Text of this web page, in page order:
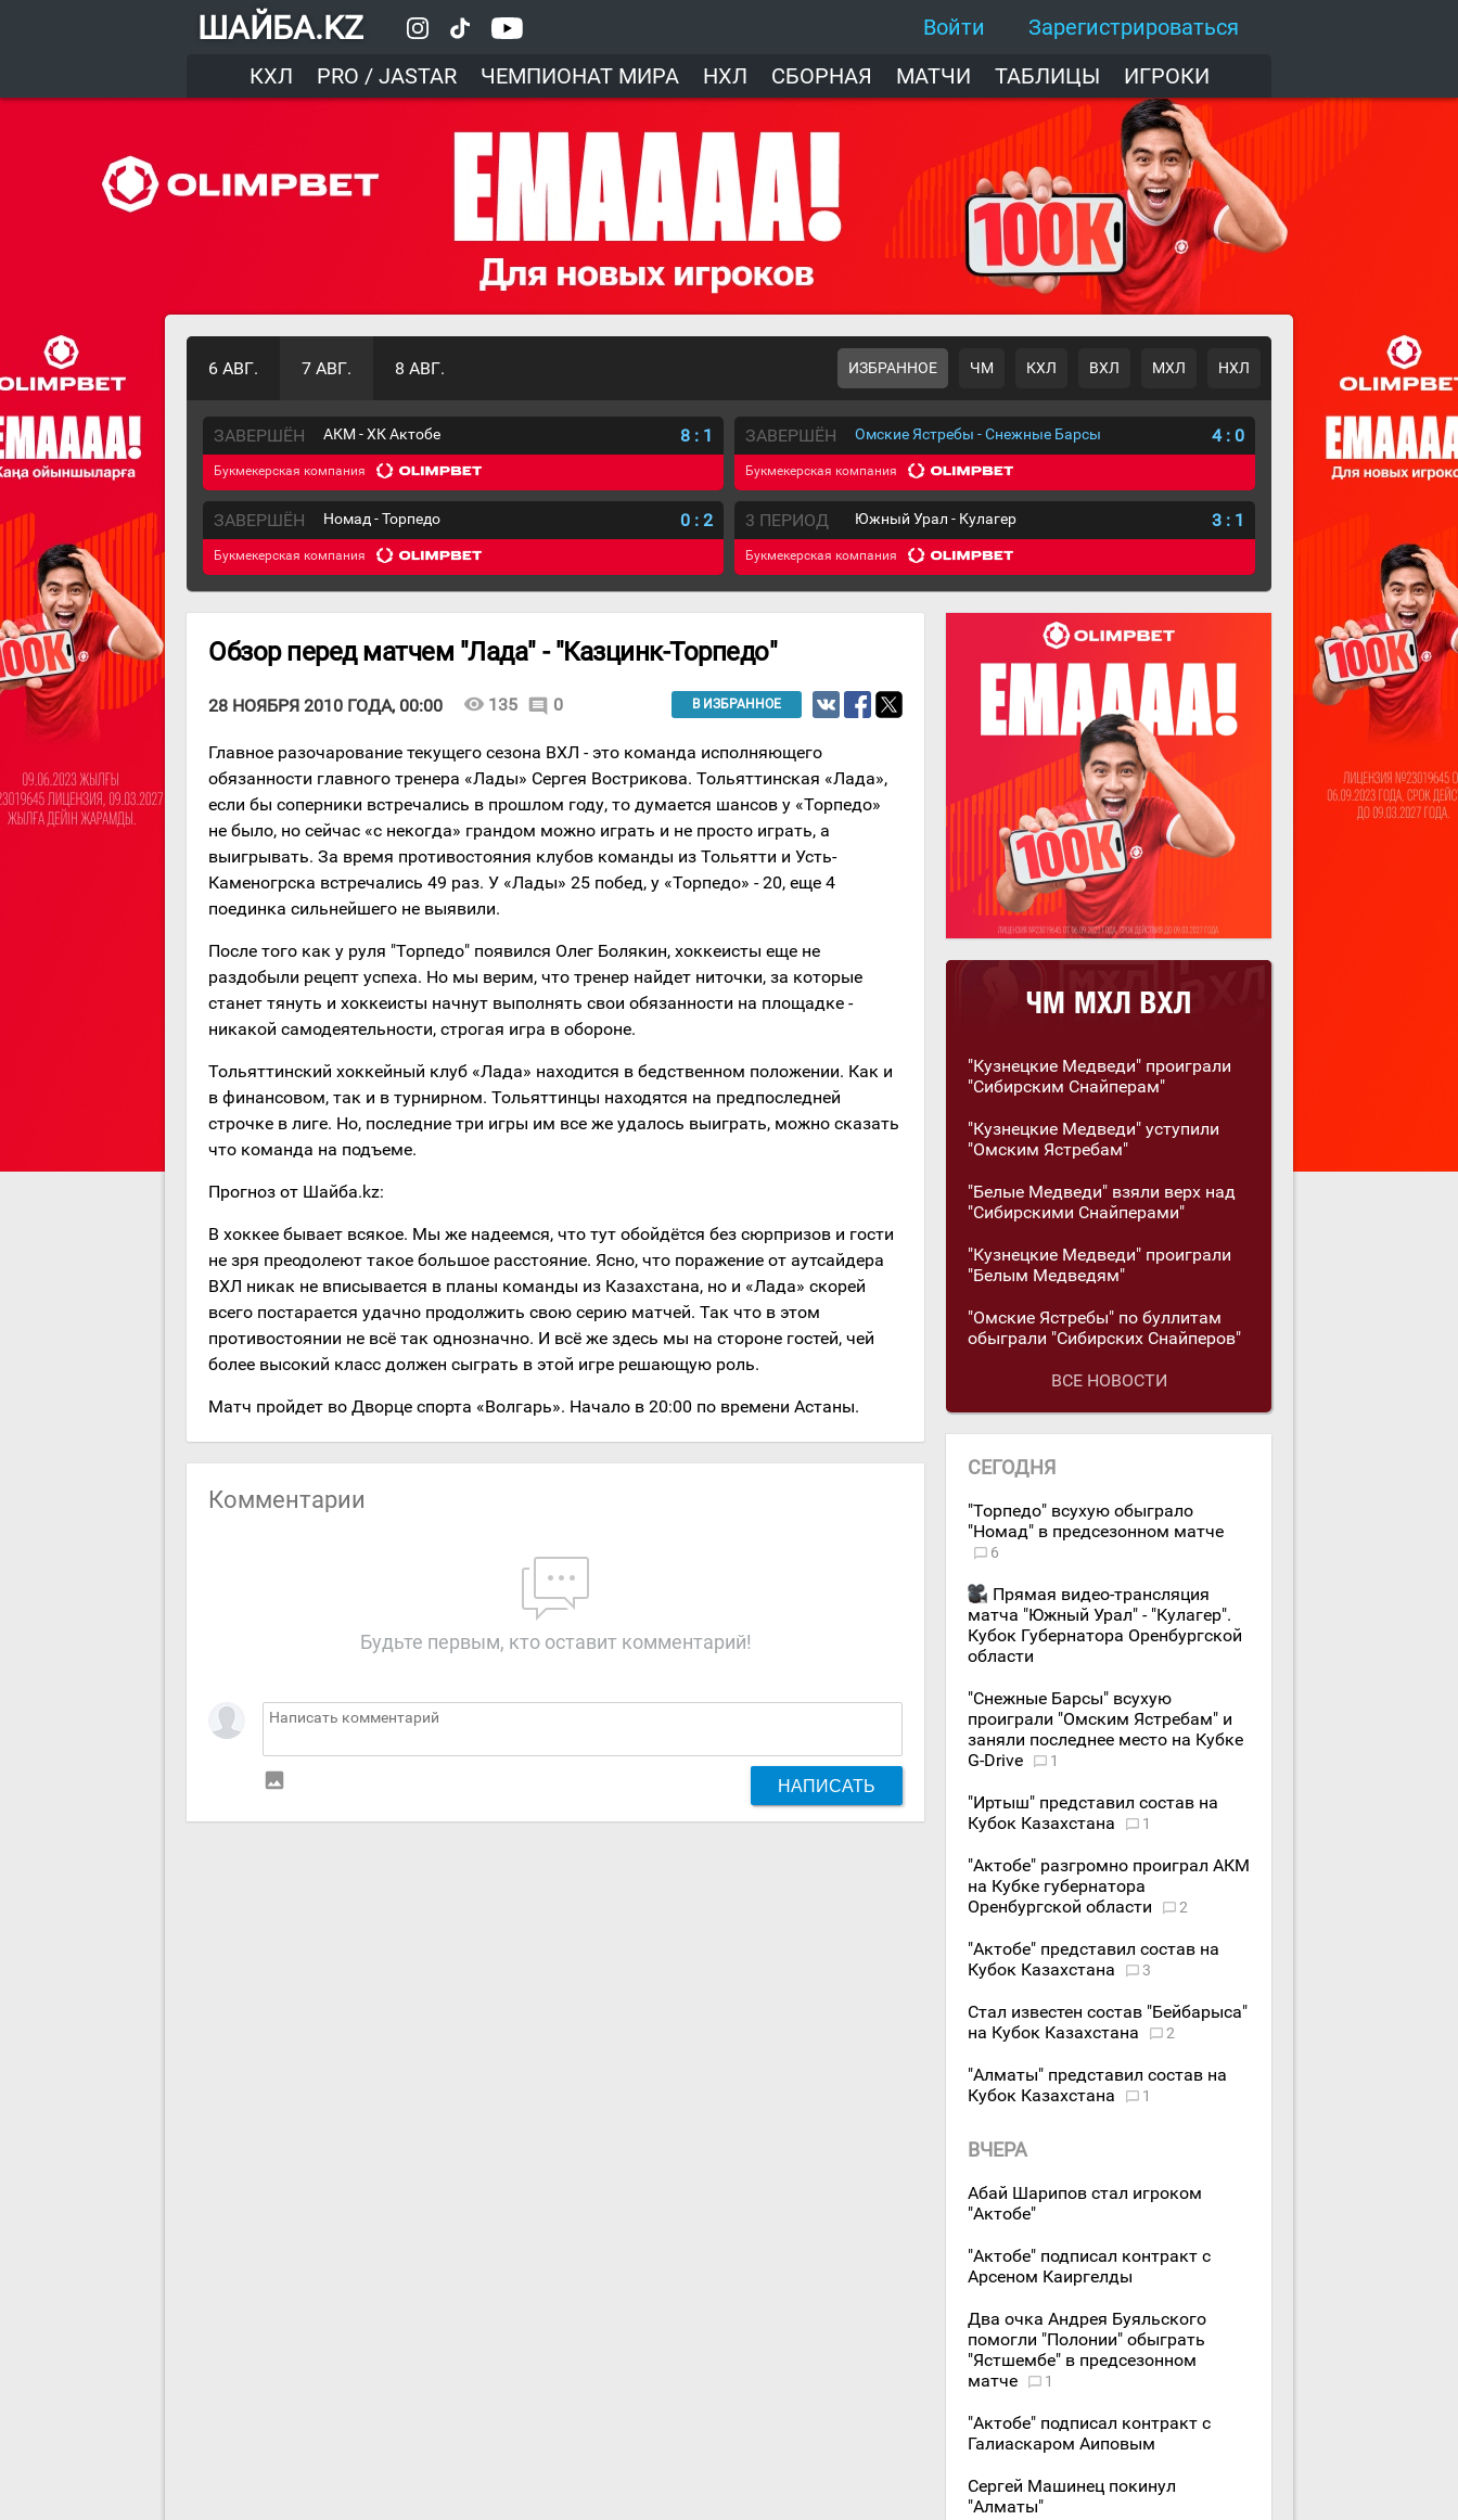
ШАЙБА.KZ Войти
Зарегистрироваться
КХЛ
PRO / JASTAR ЧЕМПИОНАТ МИРА НХЛ СБОРНАЯ МАТЧИ ТАБЛИЦЫ ИГРОКИ
6 АВГ. 7 АВГ. 8 АВГ. ИЗБРАННОЕ ЧМ КХЛ ВХЛ МХЛ НХЛ
ЗАВЕРШЁН АКМ - ХК Актобе 8 : 1
Букмекерская компания
ЗАВЕРШЁН Омские Ястребы - Снежные Барсы 4: 0
Букмекерская компания
ЗАВЕРШЁН Номад - Торпедо 0 : 2
Букмекерская компания
3 ПЕРИОД Южный Урал - Кулагер 3 : 1
Букмекерская компания
Обзор перед матчем "Лада" - "Казцинк-Торпедо"
28 НОЯБРЯ 2010 ГОДА, 00:00 visibility 135 comment 0 В ИЗБРАННОЕ
Главное разочарование текущего сезона ВХЛ - это команда исполняющего
обязанности главного тренера «Лады» Сергея Вострикова. Тольяттинская «Лада»,
если бы соперники встречались в прошлом году, то думается шансов у «Торпедо»
не было, но сейчас «с некогда» грандом можно играть и не просто играть, а
выигрывать. За время противостояния клубов команды из Тольятти и Усть-
Каменогрска встречались 49 раз. У «Лады» 25 побед, у «Торпедо» - 20, еще 4
поединка сильнейшего не выявили.
После того как у руля "Торпедо" появился Олег Болякин, хоккеисты еще не
раздобыли рецепт успеха. Но мы верим, что тренер найдет ниточки, за которые
станет тянуть и хоккеисты начнут выполнять свои обязанности на площадке -
никакой самодеятельности, строгая игра в обороне.
Тольяттинский хоккейный клуб «Лада» находится в бедственном положении. Как и
в финансовом, так и в турнирном. Тольяттинцы находятся на предпоследней
строчке в лиге. Но, последние три игры им все же удалось выиграть, можно сказать
что команда на подъеме.
Прогноз от Шайба.kz:
В хоккее бывает всякое. Мы же надеемся, что тут обойдётся без сюрпризов и гости
не зря преодолеют такое большое расстояние. Ясно, что поражение от аутсайдера
ВХЛ никак не вписывается в планы команды из Казахстана, но и «Лада» скорей
всего постарается удачно продолжить свою серию матчей. Так что в этом
противостоянии не всё так однозначно. И всё же здесь мы на стороне гостей, чей
более высокий класс должен сыграть в этой игре решающую роль.
Матч пройдет во Дворце спорта «Волгарь». Начало в 20:00 по времени Астаны.
Комментарии
Будьте первым, кто оставит комментарий!
insert_photo НАПИСАТЬ
"Кузнецкие Медведи" проиграли
"Сибирским Снайперам"
"Кузнецкие Медведи" уступили
"Омским Ястребам"
"Белые Медведи" взяли верх над
"Сибирскими Снайперами"
"Кузнецкие Медведи" проиграли
"Белым Медведям"
"Омские Ястребы" по буллитам
обыграли "Сибирских Снайперов"
ВСЕ НОВОСТИ
СЕГОДНЯ
"Торпедо" всухую обыграло
"Номад" в предсезонном матче
6
Прямая видео-трансляция
матча "Южный Урал" - "Кулагер".
Кубок Губернатора Оренбургской
области
"Снежные Барсы" всухую
проиграли "Омским Ястребам" и
заняли последнее место на Кубке
G-Drive
1
"Иртыш" представил состав на
Кубок Казахстана
1
"Актобе" разгромно проиграл АКМ
на Кубке губернатора
Оренбургской области
2
"Актобе" представил состав на
Кубок Казахстана
3
Стал известен состав "Бейбарыса"
на Кубок Казахстана
2
"Алматы" представил состав на
Кубок Казахстана
1
ВЧЕРА
Абай Шарипов стал игроком
"Актобе"
"Актобе" подписал контракт с
Арсеном Каиргелды
Два очка Андрея Буяльского
помогли "Полонии" обыграть
"Ястшембе" в предсезонном
матче
1
"Актобе" подписал контракт с
Галиаскаром Аиповым
Сергей Машинец покинул
"Алматы"